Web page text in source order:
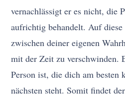
vernachlässigt er es nicht, die
aufrichtig behandelt. Auf
zwischen deiner eigenen
mit der Zeit zu verschwinden.
Person ist, die dich am besten
nächsten steht. Somit findet